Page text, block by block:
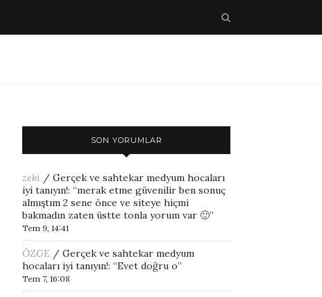
SON YORUMLAR
zeki / Gerçek ve sahtekar medyum hocaları
iyi tanıyın!: “merak etme güvenilir ben sonuç
almıştım 2 sene önce ve siteye hiçmi
bakmadın zaten üstte tonla yorum var 🙂”
Tem 9, 14:41
ÖZGE / Gerçek ve sahtekar medyum
hocaları iyi tanıyın!: “Evet doğru o”
Tem 7, 16:08